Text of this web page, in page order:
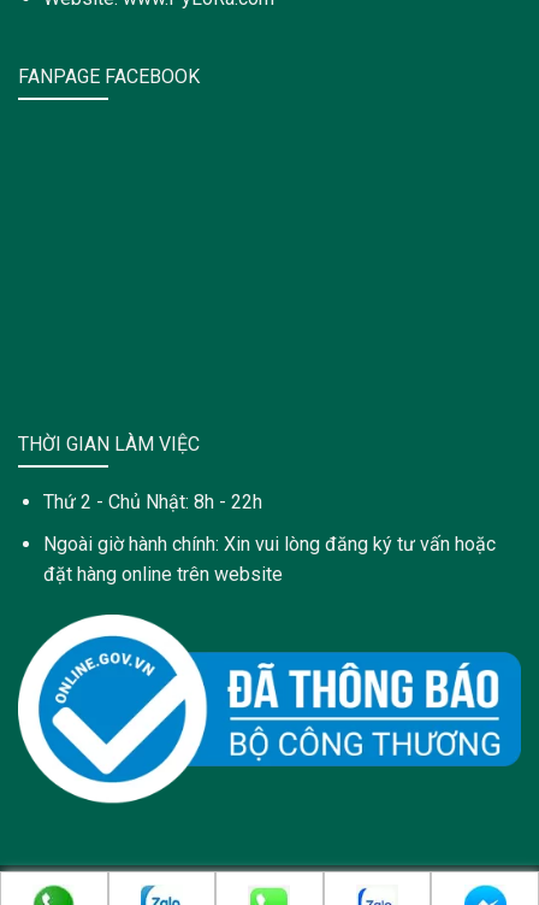
FANPAGE FACEBOOK
THỜI GIAN LÀM VIỆC
Thứ 2 - Chủ Nhật: 8h - 22h
Ngoài giờ hành chính: Xin vui lòng đăng ký tư vấn hoặc
đặt hàng online trên website
Copyright 2021 © Trang web này được sở hữu và quản lý bởi: